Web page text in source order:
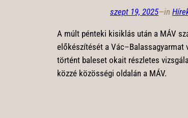
szept 19, 2025—in
A múlt pénteki kisiklás után a MÁV
előkészítését a Vác–Balassagyarmat
történt baleset okait részletes
közzé közösségi oldalán a MÁV.